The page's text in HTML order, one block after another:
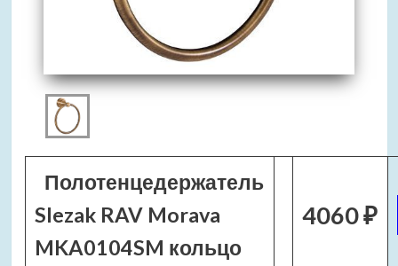
Полотенцедержатель
Slezak RAV Morava
MKA0104SM кольцо
4060 ₽